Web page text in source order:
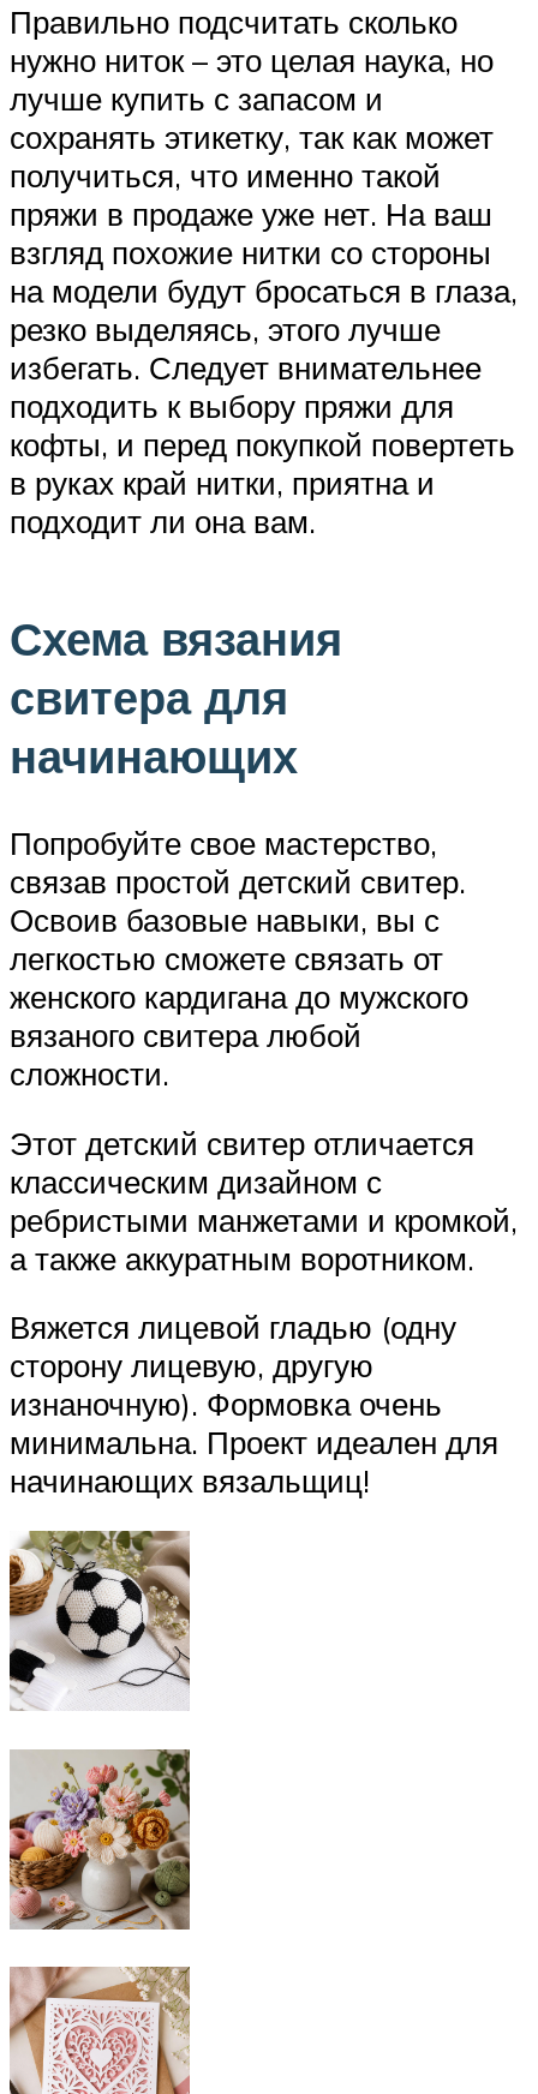
Правильно подсчитать сколько
нужно ниток – это целая наука, но
лучше купить с запасом и
сохранять этикетку, так как может
получиться, что именно такой
пряжи в продаже уже нет. На ваш
взгляд похожие нитки со стороны
на модели будут бросаться в глаза,
резко выделяясь, этого лучше
избегать. Следует внимательнее
подходить к выбору пряжи для
кофты, и перед покупкой повертеть
в руках край нитки, приятна и
подходит ли она вам.
Схема вязания
свитера для
начинающих
Попробуйте свое мастерство,
связав простой детский свитер.
Освоив базовые навыки, вы с
легкостью сможете связать от
женского кардигана до мужского
вязаного свитера любой
сложности.
Этот детский свитер отличается
классическим дизайном с
ребристыми манжетами и кромкой,
а также аккуратным воротником.
Вяжется лицевой гладью (одну
сторону лицевую, другую
изнаночную). Формовка очень
минимальна. Проект идеален для
начинающих вязальщиц!